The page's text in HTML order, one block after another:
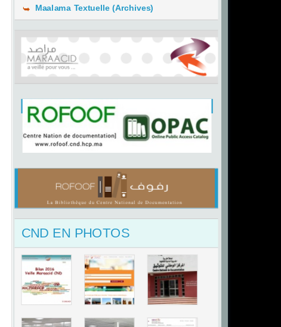
Maalama Textuelle (Archives)
CND EN PHOTOS